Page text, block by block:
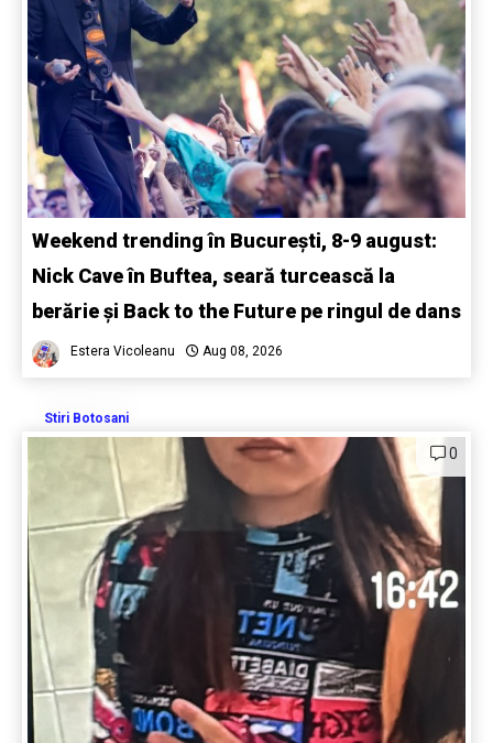
Weekend trending în București, 8-9 august:
Nick Cave în Buftea, seară turcească la
berărie și Back to the Future pe ringul de dans
Estera Vicoleanu Aug 08, 2026
Stiri Botosani
0